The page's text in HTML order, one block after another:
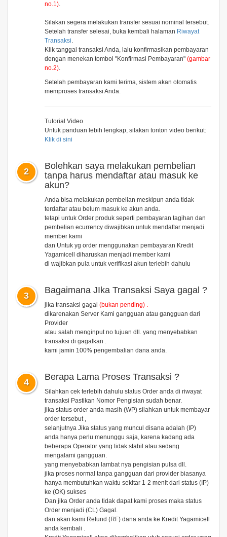
no.1).
Silakan segera melakukan transfer sesuai nominal tersebut.
Setelah transfer selesai, buka kembali halaman Riwayat
Transaksi.
Klik tanggal transaksi Anda, lalu konfirmasikan pembayaran
dengan menekan tombol "Konfirmasi Pembayaran" (gambar
no.2).
Setelah pembayaran kami terima, sistem akan otomatis
memproses transaksi Anda.
Tutorial Video
Untuk panduan lebih lengkap, silakan tonton video berikut:
Klik di sini
2
Bolehkan saya melakukan pembelian
tanpa harus mendaftar atau masuk ke
akun?
Anda bisa melakukan pembelian meskipun anda tidak
terdaftar atau belum masuk ke akun anda.
tetapi untuk Order produk seperti pembayaran tagihan dan
pembelian ecurrency diwajibkan untuk mendaftar menjadi
member kami
dan Untuk yg order menggunakan pembayaran Kredit
Yagamicell
diharuskan menjadi member kami
di wajibkan pula untuk verifikasi akun terlebih dahulu
3
Bagaimana JIka Transaksi Saya gagal ?
jika transaksi gagal (bukan pending) .
dikarenakan Server Kami gangguan atau gangguan dari
Provider
atau salah menginput no tujuan dll. yang menyebabkan
transaksi di gagalkan .
kami jamin 100% pengembalian dana anda.
4
Berapa Lama Proses Transaksi ?
Silahkan cek terlebih dahulu status Order anda di riwayat
transaksi Pastikan Nomor Pengisian sudah benar.
jika status order anda masih (WP) silahkan untuk membayar
order tersebut ,
selanjutnya Jika status yang muncul disana adalah (IP)
anda hanya perlu menunggu saja, karena kadang ada
beberapa Operator yang tidak stabil atau sedang
mengalami gangguan.
yang menyebabkan lambat nya pengisian pulsa dll.
jika proses normal tanpa gangguan dari provider biasanya
hanya membutuhkan waktu sekitar 1-2 menit dari status (IP)
ke (OK) sukses
Dan jika Order anda tidak dapat kami proses maka status
Order menjadi (CL) Gagal.
dan akan kami Refund (RF) dana anda ke Kredit Yagamicell
anda kembali .